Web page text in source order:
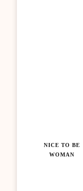
NICE TO BE
WOMAN